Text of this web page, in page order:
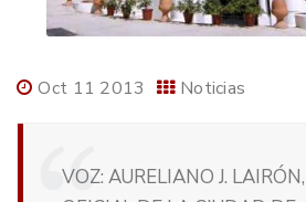
Oct 11 2013 Noticias
VOZ: AURELIANO J.